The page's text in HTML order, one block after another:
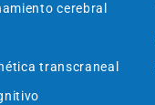
cerebral
transcraneal